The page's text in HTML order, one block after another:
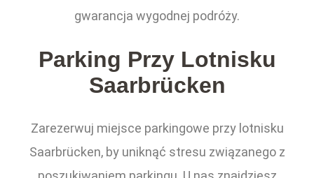
gwarancja wygodnej podróży.
Parking Przy Lotnisku
Saarbrücken
Zarezerwuj miejsce parkingowe przy lotnisku
Saarbrücken, by uniknąć stresu związanego z